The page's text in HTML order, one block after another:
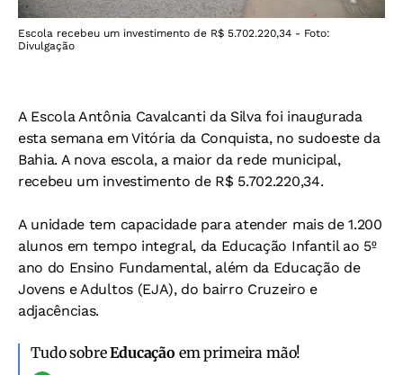
Escola recebeu um investimento de R$ 5.702.220,34 - Foto:
Divulgação
A Escola Antônia Cavalcanti da Silva foi inaugurada
esta semana em Vitória da Conquista, no sudoeste da
Bahia. A nova escola, a maior da rede municipal,
recebeu um investimento de R$ 5.702.220,34.
A unidade tem capacidade para atender mais de 1.200
alunos em tempo integral, da Educação Infantil ao 5º
ano do Ensino Fundamental, além da Educação de
Jovens e Adultos (EJA), do bairro Cruzeiro e
adjacências.
Tudo sobreEducação em primeira mão!